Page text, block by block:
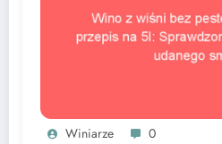
Winiarze 0